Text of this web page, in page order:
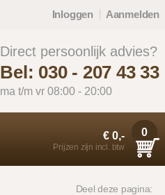
Inloggen Aanmelden
€ 0,-
Prijzen zijn incl. btw
0
Direct persoonlijk advies?
Bel: 030 - 207 43 33
ma t/m vr 08:00 - 20:00
Deel deze pagina: